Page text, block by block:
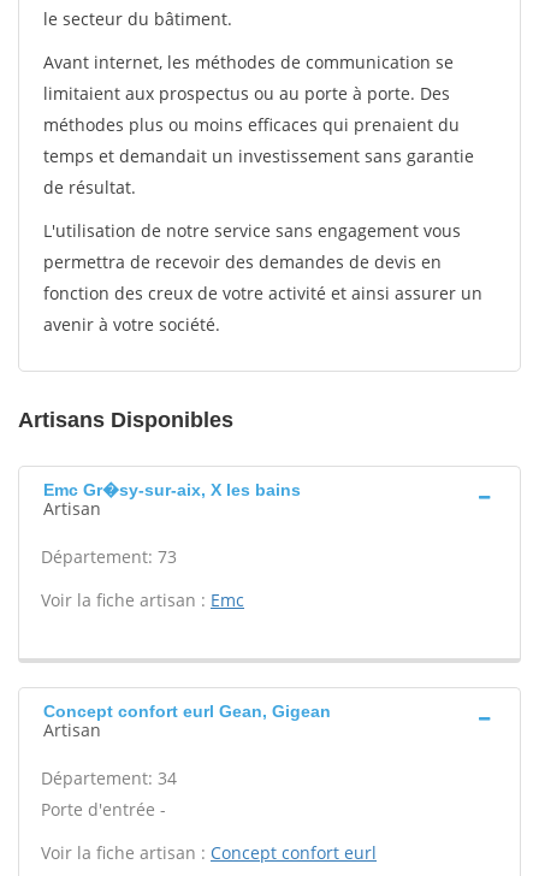
le secteur du bâtiment.
Avant internet, les méthodes de communication se
limitaient aux prospectus ou au porte à porte. Des
méthodes plus ou moins efficaces qui prenaient du
temps et demandait un investissement sans garantie
de résultat.
L'utilisation de notre service sans engagement vous
permettra de recevoir des demandes de devis en
fonction des creux de votre activité et ainsi assurer un
avenir à votre société.
Artisans Disponibles
Emc Gr�sy-sur-aix, X les bains
Artisan
Département: 73
Voir la fiche artisan : Emc
Concept confort eurl Gean, Gigean
Artisan
Département: 34
Porte d'entrée -
Voir la fiche artisan : Concept confort eurl